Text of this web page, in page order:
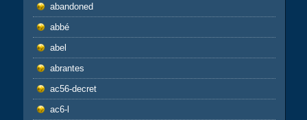
abandoned
abbé
abel
abrantes
ac56-decret
ac6-l